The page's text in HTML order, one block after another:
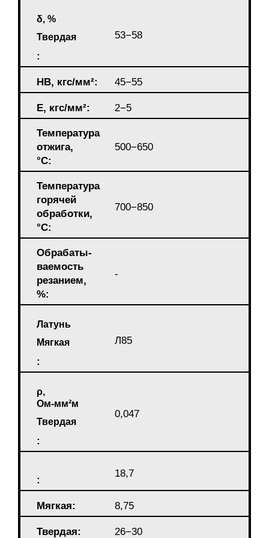
δ, %
Твердая
:
53−58
HB, кгс/мм²: 45−55
E, кгс/мм²: 2−5
Температура
отжига,
°С:
500−650
Температура
горячей
обработки,
°C:
700−850
Обрабаты-
ваемость
резанием,
%:
-
Латунь
Мягкая
:
Л85
ρ,
Ом-мм²м
Твердая
:
0,047
:
18,7
Мягкая: 8,75
Твердая: 26−30